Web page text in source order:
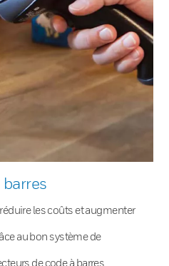
les coûts et augmenter
au bon système de
de code à barres